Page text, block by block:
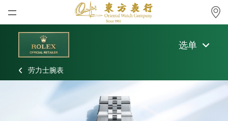
首页
最新消息
腕表资讯
选单
劳力士腕表